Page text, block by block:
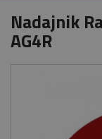
Nadajnik
AG4R